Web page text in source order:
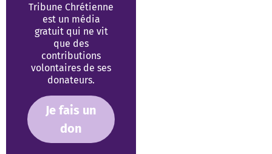
Tribune Chrétienne
est un média
gratuit qui ne vit
que des
contributions
volontaires de ses
donateurs.
Je fais un
don